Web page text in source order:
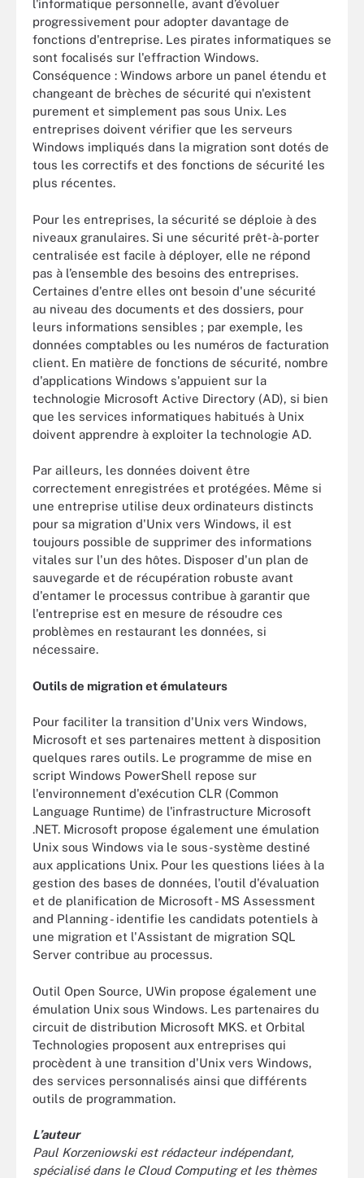
l'informatique personnelle, avant d’évoluer
progressivement pour adopter davantage de
fonctions d'entreprise. Les pirates informatiques se
sont focalisés sur l'effraction Windows.
Conséquence : Windows arbore un panel étendu et
changeant de brèches de sécurité qui n'existent
purement et simplement pas sous Unix. Les
entreprises doivent vérifier que les serveurs
Windows impliqués dans la migration sont dotés de
tous les correctifs et des fonctions de sécurité les
plus récentes.
Pour les entreprises, la sécurité se déploie à des
niveaux granulaires. Si une sécurité prêt-à-porter
centralisée est facile à déployer, elle ne répond
pas à l’ensemble des besoins des entreprises.
Certaines d'entre elles ont besoin d'une sécurité
au niveau des documents et des dossiers, pour
leurs informations sensibles ; par exemple, les
données comptables ou les numéros de facturation
client. En matière de fonctions de sécurité, nombre
d'applications Windows s'appuient sur la
technologie Microsoft Active Directory (AD), si bien
que les services informatiques habitués à Unix
doivent apprendre à exploiter la technologie AD.
Par ailleurs, les données doivent être
correctement enregistrées et protégées. Même si
une entreprise utilise deux ordinateurs distincts
pour sa migration d'Unix vers Windows, il est
toujours possible de supprimer des informations
vitales sur l'un des hôtes. Disposer d'un plan de
sauvegarde et de récupération robuste avant
d'entamer le processus contribue à garantir que
l'entreprise est en mesure de résoudre ces
problèmes en restaurant les données, si
nécessaire.
Outils de migration et émulateurs
Pour faciliter la transition d'Unix vers Windows,
Microsoft et ses partenaires mettent à disposition
quelques rares outils. Le programme de mise en
script Windows PowerShell repose sur
l'environnement d'exécution CLR (Common
Language Runtime) de l'infrastructure Microsoft
.NET. Microsoft propose également une émulation
Unix sous Windows via le sous-système destiné
aux applications Unix. Pour les questions liées à la
gestion des bases de données, l'outil d'évaluation
et de planification de Microsoft - MS Assessment
and Planning - identifie les candidats potentiels à
une migration et l'Assistant de migration SQL
Server contribue au processus.
Outil Open Source, UWin propose également une
émulation Unix sous Windows. Les partenaires du
circuit de distribution Microsoft MKS. et Orbital
Technologies proposent aux entreprises qui
procèdent à une transition d'Unix vers Windows,
des services personnalisés ainsi que différents
outils de programmation.
L’auteur
Paul Korzeniowski est rédacteur indépendant,
spécialisé dans le Cloud Computing et les thèmes